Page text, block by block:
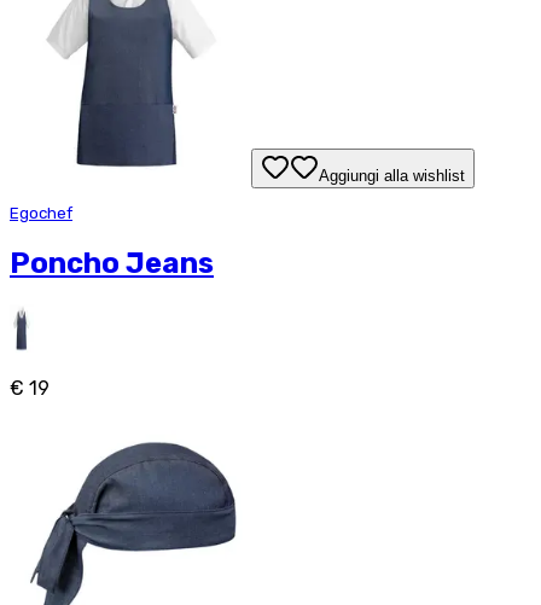
Aggiungi alla wishlist
Egochef
Poncho Jeans
€ 19